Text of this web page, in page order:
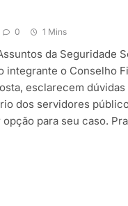
0 1 Mins
da Seguridade
integrante o Conselho
esclarecem
dos servidores
para seu caso.